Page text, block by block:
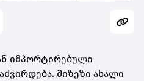
იმპორტირებული
მიზეზი ახალი